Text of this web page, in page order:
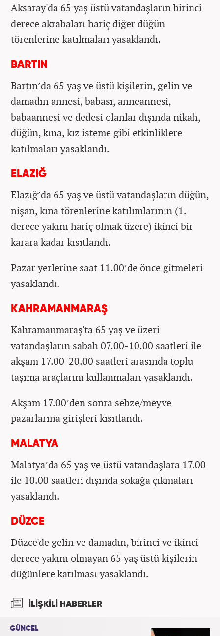
Aksaray'da 65 yaş üstü vatandaşların birinci
derece akrabaları hariç diğer düğün
törenlerine katılmaları yasaklandı.
BARTIN
Bartın’da 65 yaş ve üstü kişilerin, gelin ve
damadın annesi, babası, anneannesi,
babaannesi ve dedesi olanlar dışında nikah,
düğün, kına, kız isteme gibi etkinliklere
katılmaları yasaklandı.
ELAZIĞ
Elazığ’da 65 yaş ve üstü vatandaşların düğün,
nişan, kına törenlerine katılımlarının (1.
derece yakını hariç olmak üzere) ikinci bir
karara kadar kısıtlandı.
Pazar yerlerine saat 11.00’de önce gitmeleri
yasaklandı.
KAHRAMANMARAŞ
Kahramanmaraş'ta 65 yaş ve üzeri
vatandaşların sabah 07.00-10.00 saatleri ile
akşam 17.00-20.00 saatleri arasında toplu
taşıma araçlarını kullanmaları yasaklandı.
Akşam 17.00’den sonra sebze/meyve
pazarlarına girişleri kısıtlandı.
MALATYA
Malatya’da 65 yaş ve üstü vatandaşlara 17.00
ile 10.00 saatleri dışında sokağa çıkmaları
yasaklandı.
DÜZCE
Düzce'de gelin ve damadın, birinci ve ikinci
derece yakını olmayan 65 yaş üstü kişilerin
düğünlere katılması yasaklandı.
İLİŞKİLİ HABERLER
GÜNCEL